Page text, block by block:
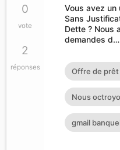
0
vote
2
réponses
Vous avez un
Sans
Dette ? Nous
demandes d…
Offre de
en France à
Nous
toutes
gmail